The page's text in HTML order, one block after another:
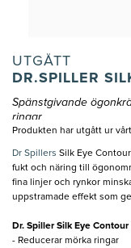
UTGÅTT
DR.SPILLER
Spänstgivande
ringar
Produkten har utgått ur
Dr Spillers Silk Eye
fukt och näring till
fina linjer och rynkor
uppstramade effekt som
Dr. Spiller Silk Eye Contour
- Reducerar mörka ringar